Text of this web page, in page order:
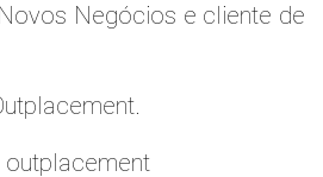
Negócios e cliente de
outplacement